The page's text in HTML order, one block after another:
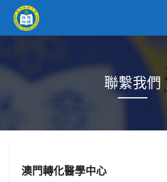
聯繫我們
澳門轉化醫學中心